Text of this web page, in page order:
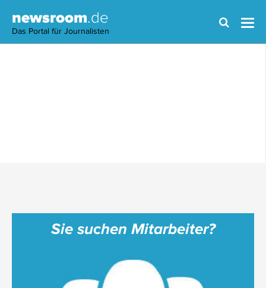
newsroom.de
Das Portal für Journalisten
Sie suchen Mitarbeiter?